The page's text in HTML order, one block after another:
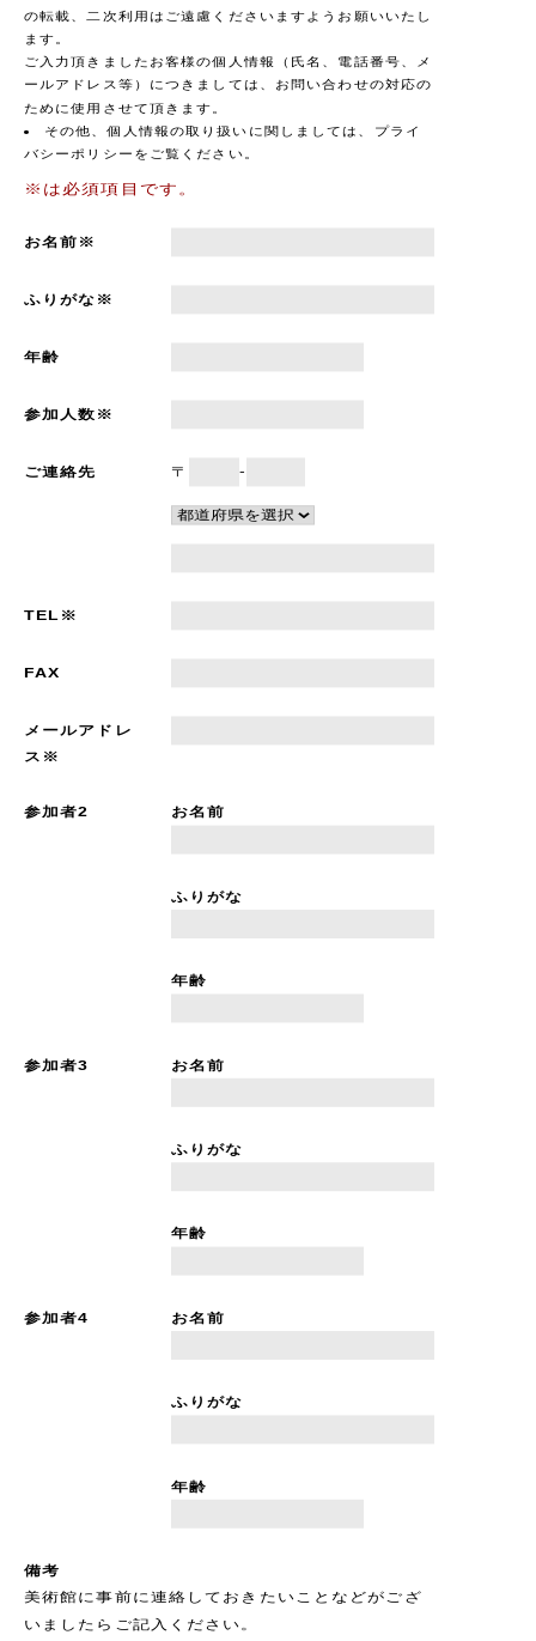
の転載、二次利用はご遠慮くださいますようお願いいたし
ます。
ご入力頂きましたお客様の個人情報（氏名、電話番号、メ
ールアドレス等）につきましては、お問い合わせの対応の
ために使用させて頂きます。
その他、個人情報の取り扱いに関しましては、プライ
バシーポリシーをご覧ください。
※は必須項目です。
お名前※
ふりがな※
年齢
参加人数※
ご連絡先 〒 -
TEL※
FAX
メールアドレ
ス※
参加者2 お名前
ふりがな
年齢
参加者3 お名前
ふりがな
年齢
参加者4 お名前
ふりがな
年齢
備考
美術館に事前に連絡しておきたいことなどがござ
いましたらご記入ください。